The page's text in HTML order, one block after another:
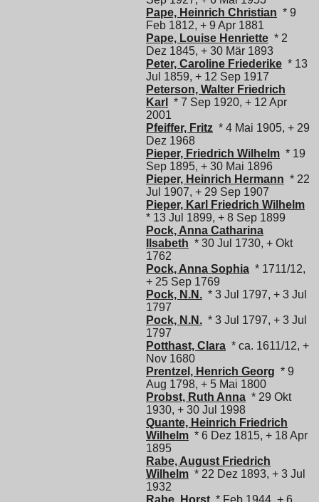
Pape, Heinrich Christian * 9
Feb 1812, + 9 Apr 1881
Pape, Louise Henriette * 2
Dez 1845, + 30 Mär 1893
Peter, Caroline Friederike * 13
Jul 1859, + 12 Sep 1917
Peterson, Walter Friedrich
Karl
* 7 Sep 1920, + 12 Apr
2001
Pfeiffer, Fritz * 4 Mai 1905, + 29
Dez 1968
Pieper, Friedrich Wilhelm * 19
Sep 1895, + 30 Mai 1896
Pieper, Heinrich Hermann * 22
Jul 1907, + 29 Sep 1907
Pieper, Karl Friedrich Wilhelm
* 13 Jul 1899, + 8 Sep 1899
Pock, Anna Catharina
Ilsabeth * 30 Jul 1730, + Okt
1762
Pock, Anna Sophia * 1711/12,
+ 25 Sep 1769
Pock, N.N. * 3 Jul 1797, + 3 Jul
1797
Pock, N.N. * 3 Jul 1797, + 3 Jul
1797
Potthast, Clara * ca. 1611/12, +
Nov 1680
Prentzel, Henrich Georg * 9
Aug 1798, + 5 Mai 1800
Probst, Ruth Anna * 29 Okt
1930, + 30 Jul 1998
Quante, Heinrich Friedrich
Wilhelm * 6 Dez 1815, + 18 Apr
1895
Rabe, August Friedrich
Wilhelm * 22 Dez 1893, + 3 Jul
1932
Rabe, Horst * Feb 1944, + 6